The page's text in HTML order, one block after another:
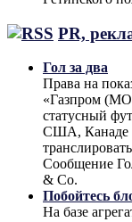
PR,
Гол за два
Права на
«Газпром
статусный
США, Канаде
Сообщение
& Co.
Побойтесь
На базе